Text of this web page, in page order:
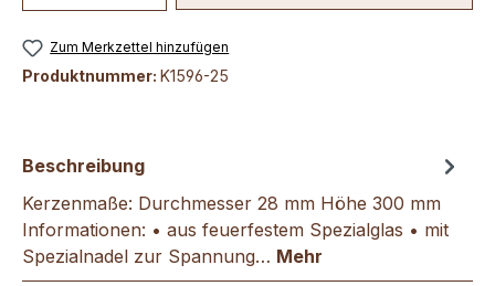
Zum Merkzettel hinzufügen
Produktnummer: K1596-25
Beschreibung
Kerzenmaße: Durchmesser 28 mm Höhe 300 mm
Informationen: • aus feuerfestem Spezialglas • mit
Spezialnadel zur Spannung… Mehr